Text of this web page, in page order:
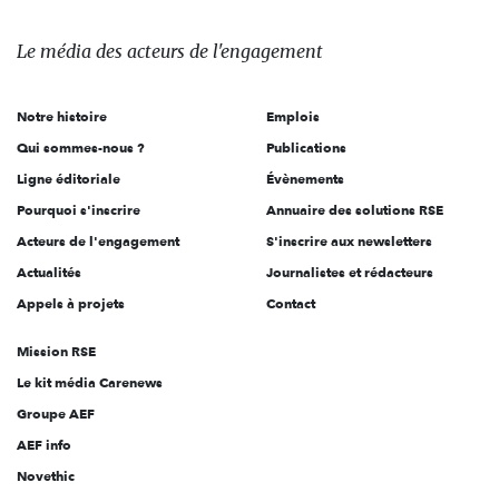
des
l'engagement
Le média des acteurs de l'engagement
Notre histoire
Qui sommes-nous ?
Ligne éditoriale
Pourquoi s'inscrire
Acteurs de l'engagement
Actualités
Appels à projets
Emplois
Publications
Évènements
Annuaire des solutions RSE
S'inscrire aux newsletters
Journalistes et rédacteurs
Contact
Mission RSE
Le kit média Carenews
Groupe AEF
AEF info
Novethic